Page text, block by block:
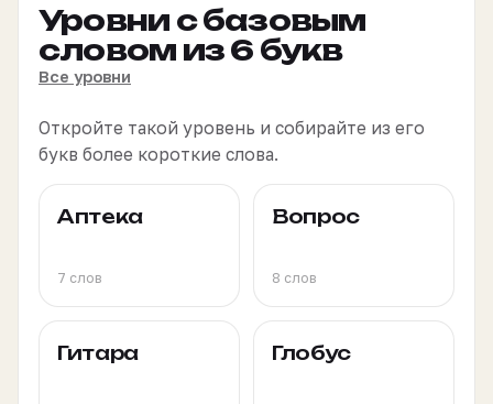
Уровни с базовым
словом из 6 букв
Все уровни
Откройте такой уровень и собирайте из его
букв более короткие слова.
Аптека
7 слов
Вопрос
8 слов
Гитара Глобус